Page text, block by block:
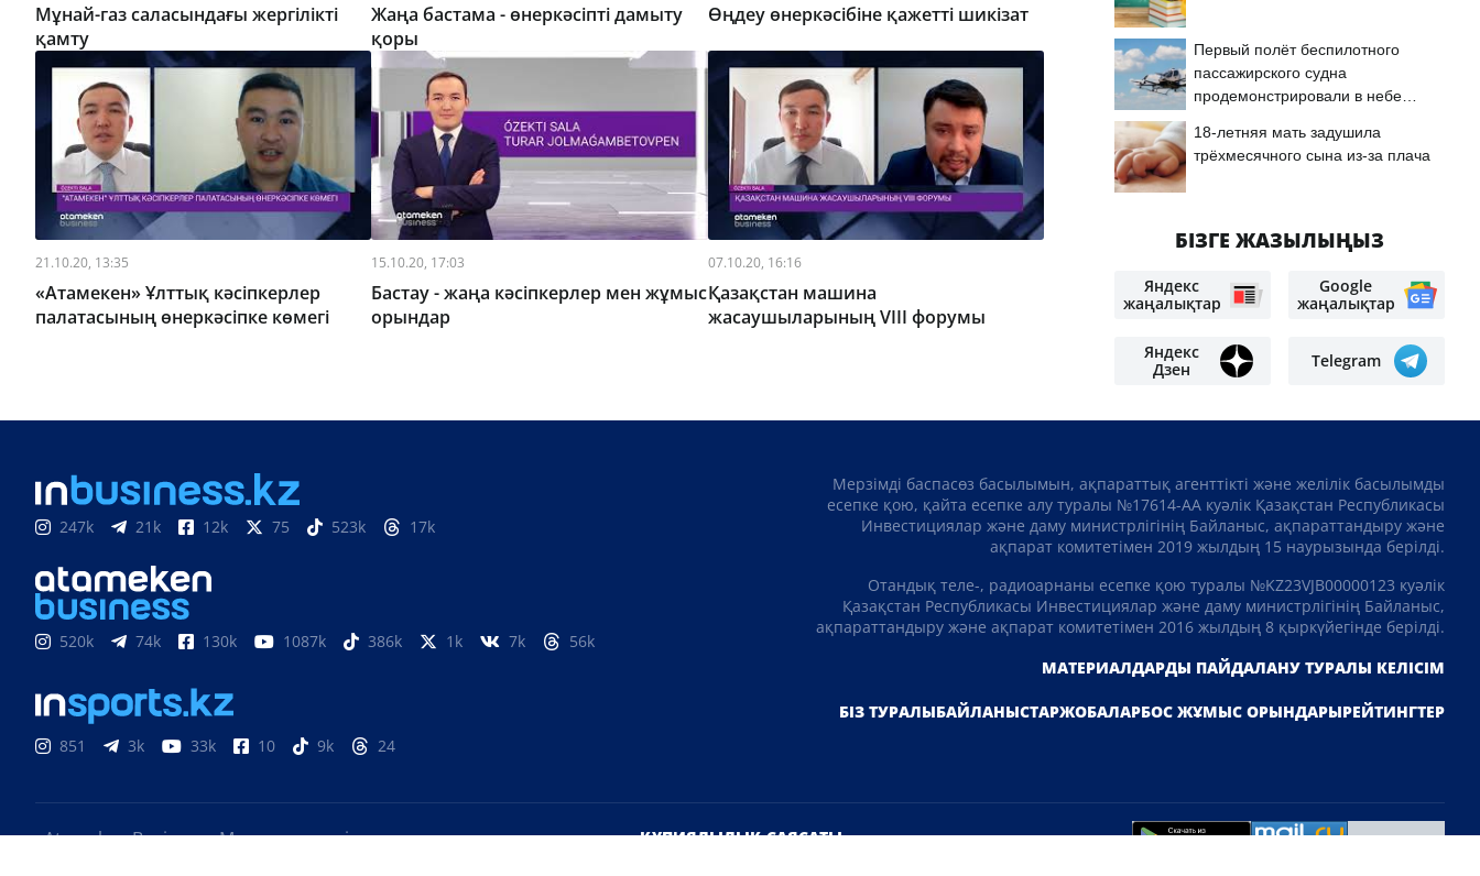
Мұнай-газ саласындағы жергілікті
қамту
Жаңа бастама - өнеркәсіпті дамыту
қоры
Өңдеу өнеркәсібіне қажетті шикізат
21.10.20, 13:35
«Атамекен» Ұлттық кәсіпкерлер
палатасының өнеркәсіпке көмегі
15.10.20, 17:03
Бастау - жаңа кәсіпкерлер мен жұмыс
орындар
07.10.20, 16:16
Қазақстан машина
жасаушыларының VIII форумы
Первый полёт беспилотного
пассажирского судна
продемонстрировали в небе
18-летняя мать задушила
трёхмесячного сына из-за плача
БІЗГЕ ЖАЗЫЛЫҢЫЗ
Яндекс
жаңалықтар
Google
жаңалықтар
Яндекс
Дзен
Telegram
247k 21k 12k 75 523k 17k
520k 74k 130k 1087k 386k 1k 7k 56k
851 3k 33k 10 9k 24
Мерзімді баспасөз басылымын, ақпараттық агенттікті және желілік басылымды
есепке қою, қайта есепке алу туралы №17614-АА куәлік Қазақстан Республикасы
Инвестициялар және даму министрлігінің Байланыс, ақпараттандыру және
ақпарат комитетімен 2019 жылдың 15 наурызында берілді.
Отандық теле-, радиоарнаны есепке қою туралы №KZ23VJB00000123 куәлік
Қазақстан Республикасы Инвестициялар және даму министрлігінің Байланыс,
ақпараттандыру және ақпарат комитетімен 2016 жылдың 8 қыркүйегінде берілді.
МАТЕРИАЛДАРДЫ ПАЙДАЛАНУ ТУРАЛЫ КЕЛІСІМ
БІЗ ТУРАЛЫБАЙЛАНЫСТАРЖОБАЛАРБОС ЖҰМЫС ОРЫНДАРЫРЕЙТИНГТЕР
«Atameken Business» Медиахолдингі ҚҰПИЯЛЫЛЫҚ САЯСАТЫ